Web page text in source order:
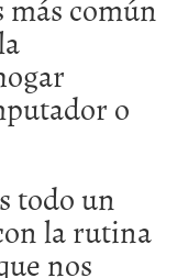
o
todo un
la rutina
nos